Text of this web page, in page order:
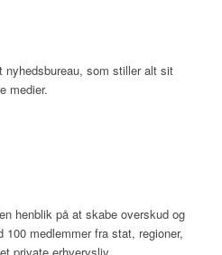
som stiller alt sit
medier.
henblik på at skabe overskud og
100 medlemmer fra stat, regioner,